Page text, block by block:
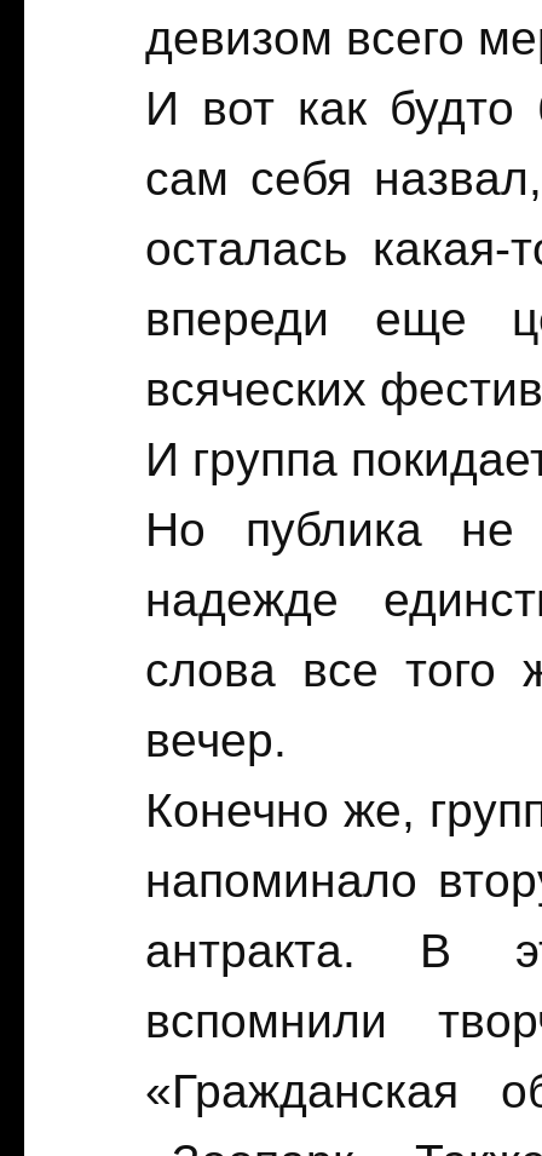
девизом всего
И вот как будто
сам себя
осталась
впереди еще
всяческих
И группа
Но публика не
надежде
слова все того
вечер.
Конечно же,
напоминало
антракта. В
вспомнили
«Гражданская